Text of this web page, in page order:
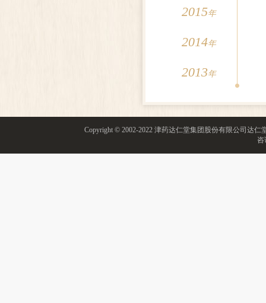
2015年
2014年
2013年
Copyright © 2002-2022 津药达仁堂集团股份有限公司